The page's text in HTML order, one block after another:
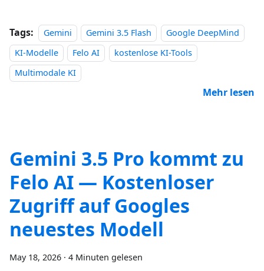
Tags: Gemini Gemini 3.5 Flash
Google DeepMind
KI-Modelle
Felo AI
kostenlose KI-Tools
Multimodale KI
Mehr lesen
Gemini 3.5 Pro kommt zu
Felo AI — Kostenloser
Zugriff auf Googles
neuestes Modell
May 18, 2026 · 4 Minuten gelesen